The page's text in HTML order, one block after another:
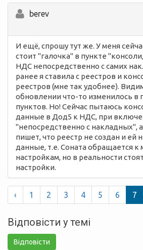
berev
И ещё, спрошу тут же. У меня
стоит "галочка" в пункте
НДС непосредственно с самих
ранее я ставила с реестров и
реестров (мне так удобнее).
обновлении что-то изменилось в
пунктов. Но! Сейчас пытаюсь
данные в Дод5 к НДС, при
"непосредственно с накладных",
пишет, что реестр не создан и ей
данные, т.е. Соната обращается
настройкам, но в реальности
настройки.
‹ 1 2 3 4 5 6 7
Відповісти у темі
Відповісти